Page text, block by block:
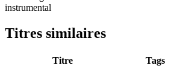
instrumental
Titres similaires
Titre Tags